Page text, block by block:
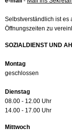
Selbstverständlich ist es
Öffnungszeiten zu
SOZIALDIENST UND
Montag
geschlossen
Dienstag
08.00 - 12.00 Uhr
14.00 - 17.00 Uhr
Mittwoch